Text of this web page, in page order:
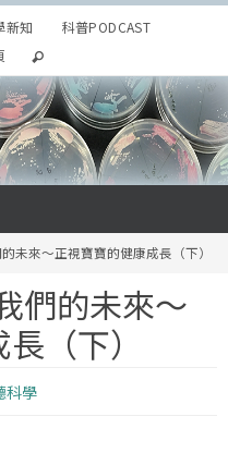
新知
科普PODCAST
未來～正視寶寶的健康成長（下）
們的未來～
（下）
科學